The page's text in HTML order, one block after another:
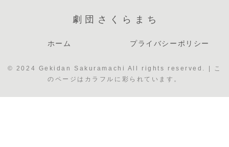
劇団さくらまち
ホーム プライバシーポリシー
© 2024 Gekidan Sakuramachi All rights reserved. | こ
のページはカラフルに彩られています。